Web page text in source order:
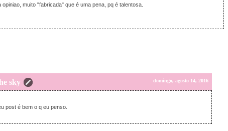
opiniao, muito "fabricada" que é uma pena, pq é talentosa.
sky domingo, agosto 14, 2016
post é bem o q eu penso.